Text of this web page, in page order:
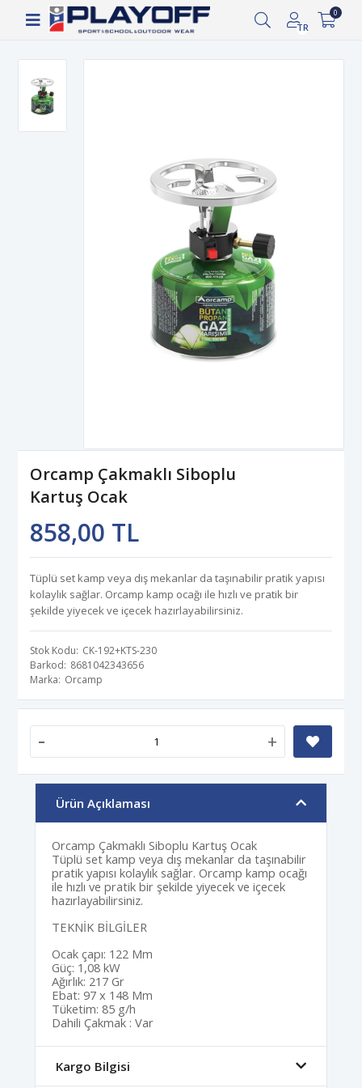
Siparişin 2-8 iş günü arasında kargoya verilecektir.
TR
0
Orcamp Çakmaklı Siboplu
Kartuş Ocak
858,00 TL
Tüplü set kamp veya dış mekanlar da taşınabilir pratik yapısı
kolaylık sağlar. Orcamp kamp ocağı ile hızlı ve pratik bir
şekilde yiyecek ve içecek hazırlayabilirsiniz.
Stok Kodu CK-192+KTS-230
Barkod 8681042343656
Marka Orcamp
- +
Ürün Açıklaması
Orcamp Çakmaklı Siboplu Kartuş Ocak
Tüplü set kamp veya dış mekanlar da taşınabilir
pratik yapısı kolaylık sağlar. Orcamp kamp ocağı
ile hızlı ve pratik bir şekilde yiyecek ve içecek
hazırlayabilirsiniz.
TEKNİK BİLGİLER
Ocak çapı: 122 Mm
Güç: 1,08 kW
Ağırlık: 217 Gr
Ebat: 97 x 148 Mm
Tüketim: 85 g/h
Dahili Çakmak : Var
Kargo Bilgisi